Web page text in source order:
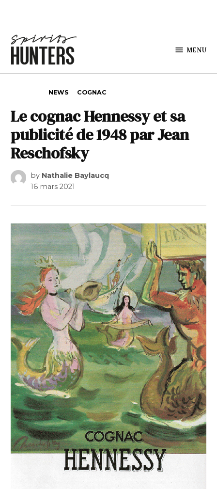
MENU
NEWS COGNAC
Le cognac Hennessy et sa
publicité de 1948 par Jean
Reschofsky
by Nathalie Baylaucq
16 mars 2021